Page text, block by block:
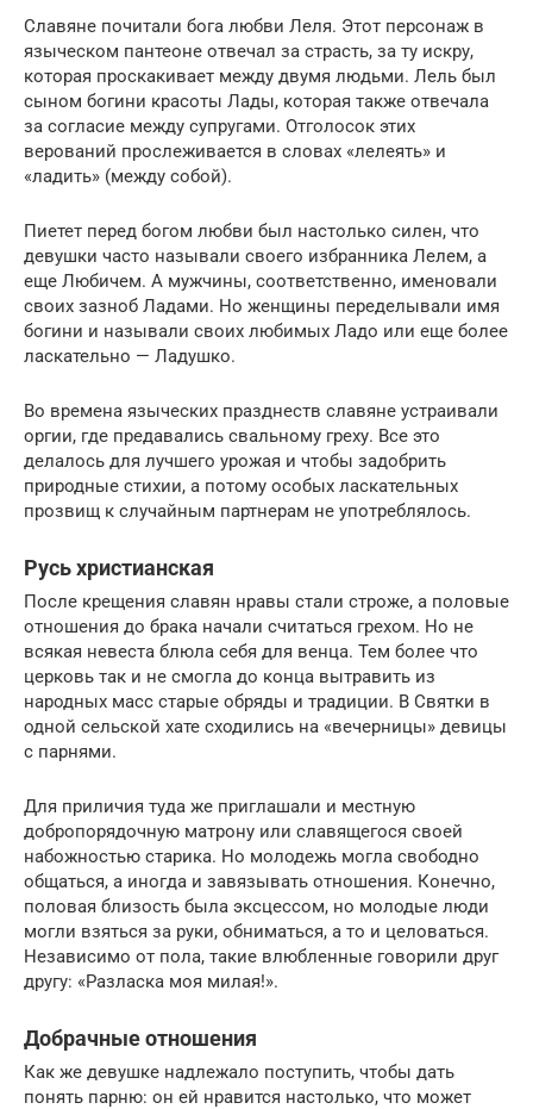
Славяне почитали бога любви Леля. Этот персонаж в
языческом пантеоне отвечал за страсть, за ту искру,
которая проскакивает между двумя людьми. Лель был
сыном богини красоты Лады, которая также отвечала
за согласие между супругами. Отголосок этих
верований прослеживается в словах «лелеять» и
«ладить» (между собой).
Пиетет перед богом любви был настолько силен, что
девушки часто называли своего избранника Лелем, а
еще Любичем. А мужчины, соответственно, именовали
своих зазноб Ладами. Но женщины переделывали имя
богини и называли своих любимых Ладо или еще более
ласкательно — Ладушко.
Во времена языческих празднеств славяне устраивали
оргии, где предавались свальному греху. Все это
делалось для лучшего урожая и чтобы задобрить
природные стихии, а потому особых ласкательных
прозвищ к случайным партнерам не употреблялось.
Русь христианская
После крещения славян нравы стали строже, а половые
отношения до брака начали считаться грехом. Но не
всякая невеста блюла себя для венца. Тем более что
церковь так и не смогла до конца вытравить из
народных масс старые обряды и традиции. В Святки в
одной сельской хате сходились на «вечерницы» девицы
с парнями.
Для приличия туда же приглашали и местную
добропорядочную матрону или славящегося своей
набожностью старика. Но молодежь могла свободно
общаться, а иногда и завязывать отношения. Конечно,
половая близость была эксцессом, но молодые люди
могли взяться за руки, обниматься, а то и целоваться.
Независимо от пола, такие влюбленные говорили друг
другу: «Разласка моя милая!».
Добрачные отношения
Как же девушке надлежало поступить, чтобы дать
понять парню: он ей нравится настолько, что может